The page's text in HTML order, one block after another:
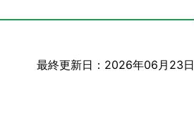
最終更新日：2026年06月23日